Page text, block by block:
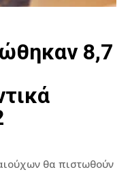
8,7
θα πιστωθούν